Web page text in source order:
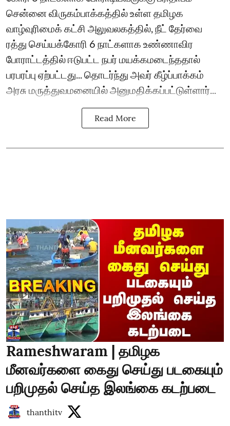
சென்னை விருகம்பாக்கத்தில் உள்ள தமிழக
வாழ்வுரிமைக் கட்சி அலுவலகத்தில், நீட் தேர்வை
ரத்து செய்யக்கோரி 6 நாட்களாக உண்ணாவிர
போராட்டத்தில் ஈடுபட்ட நபர் மயக்கமடைந்த‌தால்
பரபரப்பு ஏற்பட்ட‌து... தொடர்ந்து அவர் கீழ்ப்பாக்கம்
அரசு மருத்துவமனையில் அனுமதிக்கப்பட்டுள்ளார்...
Read More
Rameshwaram | தமிழக
மீனவர்களை கைது செய்து படகையும்
பறிமுதல் செய்த இலங்கை கடற்படை
thanthitv